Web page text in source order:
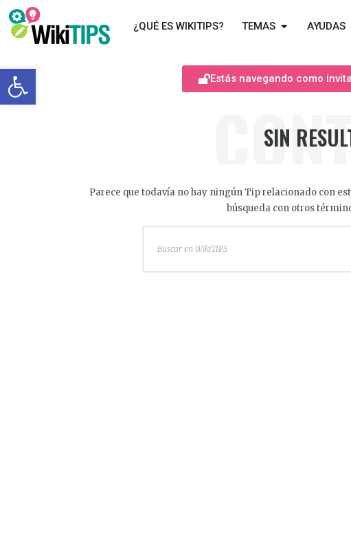
Abrir barra de herramientas
¿QUÉ ES WIKITIPS? TEMAS AYUDAS
Estás navegando como
SIN
Parece que todavía no hay ningún Tip relacionado con
búsqueda con otros